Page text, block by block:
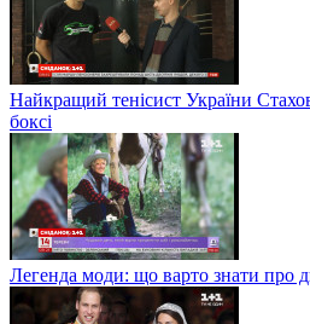
Найкращий тенісист України
боксі
Легенда моди: що варто знати про